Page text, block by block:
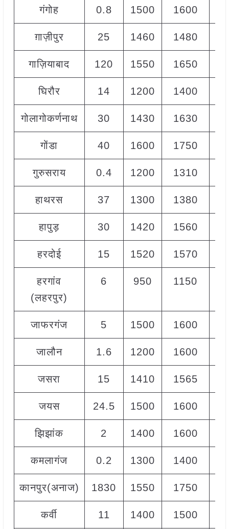
गंगोह 0.8 1500 1600
ग़ाज़ीपुर 25 1460 1480
गाज़ियाबाद 120 1550 1650
घिरौर 14 1200 1400
गोलागोकर्णनाथ 30 1430 1630
गोंडा 40 1600 1750
गुरुसराय 0.4 1200 1310
हाथरस 37 1300 1380
हापुड़ 30 1420 1560
हरदोई 15 1520 1570
हरगांव
(लहरपुर)
6 950 1150
जाफरगंज 5 1500 1600
जालौन 1.6 1200 1600
जसरा 15 1410 1565
जयस 24.5 1500 1600
झिझांक 2 1400 1600
कमलागंज 0.2 1300 1400
कानपुर(अनाज) 1830 1550 1750
कर्वी 11 1400 1500